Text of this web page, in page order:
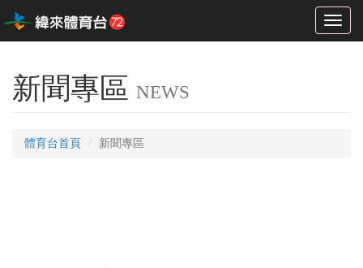
Toggle
新聞專區 NEWS
體育台首頁 新聞專區